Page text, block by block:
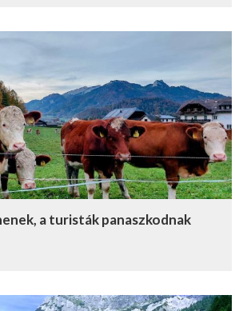
a turisták panaszkodnak